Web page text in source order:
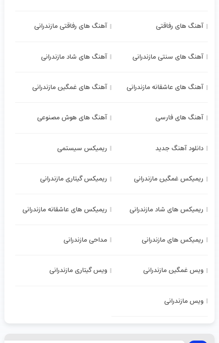
آهنگ های رفاقتی آهنگ های رفاقتی مازندرانی
آهنگ های سنتی مازندرانی آهنگ های شاد مازندرانی
آهنگ های عاشقانه مازندرانی آهنگ های غمگین مازندرانی
آهنگ های فارسی آهنگ های هوش مصنوعی
دانلود آهنگ جدید ریمیکس سیستمی
ریمیکس غمگین مازندرانی ریمیکس گیتاری مازندرانی
ریمیکس های شاد مازندرانی ریمیکس های عاشقانه مازندرانی
ریمیکس های مازندرانی مداحی مازندرانی
ویس غمگین مازندرانی ویس گیتاری مازندرانی
ویس مازندرانی